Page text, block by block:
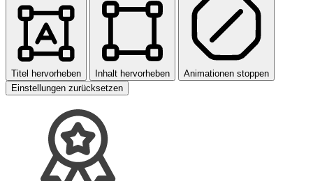
Titel hervorheben Inhalt hervorheben
Animationen stoppen
Einstellungen zurücksetzen